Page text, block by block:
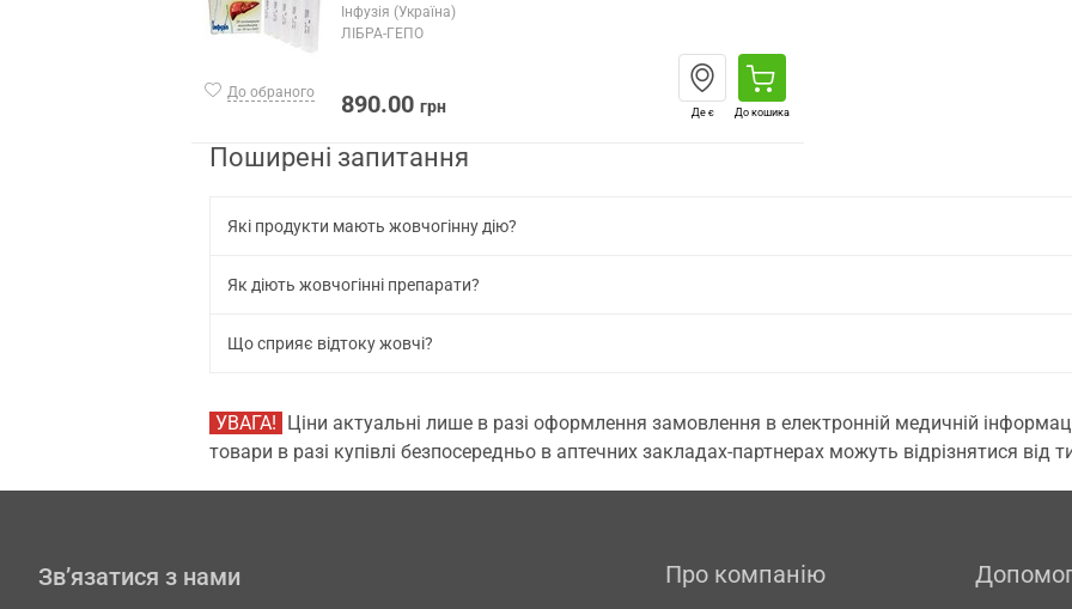
До обраного
Інфузія (Україна)
ЛІБРА-ГЕПО
890.00 грн Де є До кошика
Поширені запитання
Які продукти мають жовчогінну дію?
Як діють жовчогінні препарати?
Що сприяє відтоку жовчі?
УВАГА! Ціни актуальні лише в разі оформлення замовлення в електронній медичній
товари в разі купівлі безпосередньо в аптечних закладах-партнерах можуть відрізнятися від
Зв’язатися з нами Про компанію